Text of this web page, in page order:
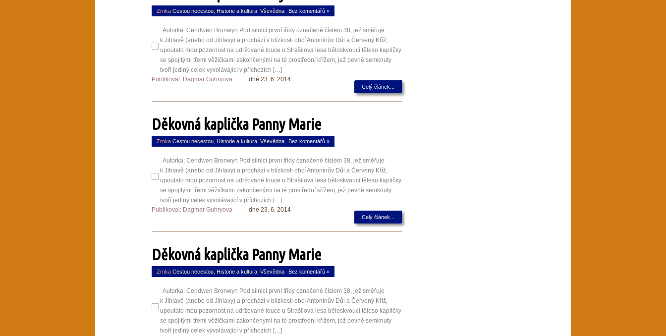
Zrnka Cestou necestou Historie a kultura Vševědna Bez komentářů »
Autorka: Ceridwen Bronwyn Pod silnicí první třídy označené číslem 38, jež směřuje
k Jihlavě (anebo od Jihlavy) a prochází v blízkosti obcí Antonínův Důl a Červený Kříž,
upoutalo mou pozornost na udržované louce u Strašilova lesa běloskvoucí těleso kapličky
se spojitými třemi věžičkami zakončenými na té prostřední křížem, jež pevně semknuty
tvoří jediný celek vyvolávající v příchozích […]
Publikoval: Dagmar Guhryova
dne 23. 6. 2014
Celý článek...
Děkovná kaplička Panny Marie
Zrnka Cestou necestou Historie a kultura Vševědna Bez komentářů »
Autorka: Ceridwen Bronwyn Pod silnicí první třídy označené číslem 38, jež směřuje
k Jihlavě (anebo od Jihlavy) a prochází v blízkosti obcí Antonínův Důl a Červený Kříž,
upoutalo mou pozornost na udržované louce u Strašilova lesa běloskvoucí těleso kapličky
se spojitými třemi věžičkami zakončenými na té prostřední křížem, jež pevně semknuty
tvoří jediný celek vyvolávající v příchozích […]
Publikoval: Dagmar Guhryova
dne 23. 6. 2014
Celý článek...
Děkovná kaplička Panny Marie
Zrnka Cestou necestou Historie a kultura Vševědna Bez komentářů »
Autorka: Ceridwen Bronwyn Pod silnicí první třídy označené číslem 38, jež směřuje
k Jihlavě (anebo od Jihlavy) a prochází v blízkosti obcí Antonínův Důl a Červený Kříž,
upoutalo mou pozornost na udržované louce u Strašilova lesa běloskvoucí těleso kapličky
se spojitými třemi věžičkami zakončenými na té prostřední křížem, jež pevně semknuty
tvoří jediný celek vyvolávající v příchozích […]